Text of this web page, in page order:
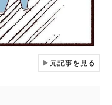
▶元記事を見る